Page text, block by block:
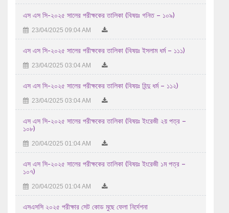
এইচ এস সি-২০২৬ সালের পরীক্ষকের তালিকা (বিষয়ঃ ...
29/07/2026 04:07 AM
28/07/2026 12:07 PM
২০২৬ সালের এসএসসি পরীক্ষার ফলাফল প্রকাশ প্রসঙ্গে।
09/08/2026 12:08 PM
এস এস সি-২০২৫ সালের পরীক্ষকের তালিকা (বিষয়ঃ গনিত – ১০৯)
23/04/2025 09:04 AM
এস এস সি-২০২৫ সালের পরীক্ষকের তালিকা (বিষয়ঃ ইসলাম ধর্ম – ১১১)
23/04/2025 03:04 AM
এস এস সি-২০২৫ সালের পরীক্ষকের তালিকা (বিষয়ঃ হিন্দু ধর্ম – ১১২)
23/04/2025 03:04 AM
এস এস সি-২০২৫ সালের পরীক্ষকের তালিকা (বিষয়ঃ ইংরেজী ২য় পত্র –
১০৮)
20/04/2025 01:04 AM
এস এস সি-২০২৫ সালের পরীক্ষকের তালিকা (বিষয়ঃ ইংরেজী ১ম পত্র –
১০৭)
20/04/2025 01:04 AM
এসএসসি ২০২৫ পরীক্ষার সেট কোড মুছে ফেলা নির্দেশনা